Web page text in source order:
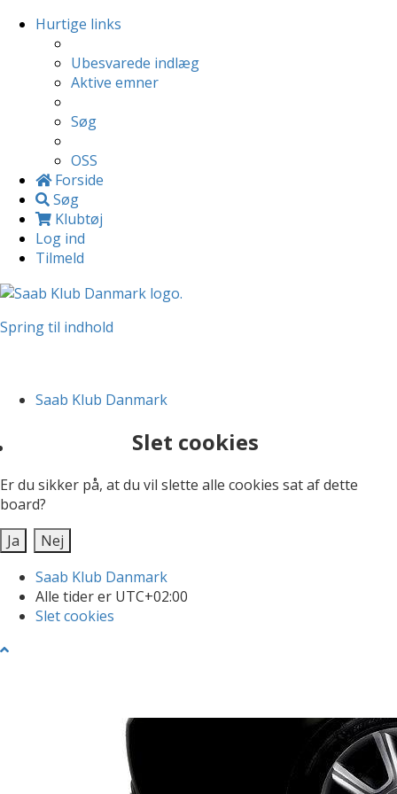
Hurtige links
Ubesvarede indlæg
Aktive emner
Søg
OSS
Forside
Søg
Klubtøj
Log ind
Tilmeld
Spring til indhold
Saab Klub Danmark
Slet cookies
Er du sikker på, at du vil slette alle cookies sat af dette
board?
Saab Klub Danmark
Alle tider er UTC+02:00
Slet cookies